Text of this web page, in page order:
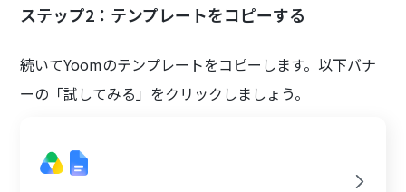
ステップ2：テンプレートをコピーする
続いてYoomのテンプレートをコピーします。以下バナ
ーの「試してみる」をクリックしましょう。